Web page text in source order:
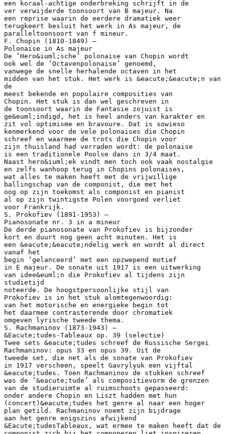
een koraal-achtige onderbreking schrijft in de
ver verwijderde toonsoort van B majeur. Na
een reprise waarin de eerdere dramatiek weer
terugkeert besluit het werk in As majeur, de
paralleltoonsoort van f mineur.
F. Chopin (1810-1849) –
Polonaise in As majeur
De ‘Hero&iuml;sche’ polonaise van Chopin wordt
ook wel de ‘Octavenpolonaise’ genoemd,
vanwege de snelle herhalende octaven in het
midden van het stuk. Het werk is &eacute;&eacute;n van
de
meest bekende en populaire composities van
Chopin. Het stuk is dan wel geschreven in
de toonsoort waarin de Fantasie zojuist is
ge&euml;indigd, het is heel anders van karakter en
zit vol optimisme en bravoure. Dat is sowieso
kenmerkend voor de vele polonaises die Chopin
schreef en waarmee de trots die Chopin voor
zijn thuisland had verraden wordt: de polonaise
is een traditionele Poolse dans in 3/4 maat.
Naast hero&iuml;ek vindt men toch ook vaak nostalgie
en zelfs wanhoop terug in Chopins polonaises,
wat alles te maken heeft met de vrijwillige
ballingschap van de componist, die met het
oog op zijn toekomst als componist en pianist
al op zijn twintigste Polen voorgoed verliet
voor Frankrijk.
S. Prokofiev (1891-1953) –
Pianosonate nr. 3 in a mineur
De derde pianosonate van Prokofiev is bijzonder
kort en duurt nog geen acht minuten. Het is
een &eacute;&eacute;ndelig werk en wordt al direct
vanaf het
begin ‘gelanceerd’ met een opzwepend motief
in E majeur. De sonate uit 1917 is een uitwerking
van idee&euml;n die Prokofiev al tijdens zijn
studietijd
noteerde. De hoogstpersoonlijke stijl van
Prokofiev is in het stuk alomtegenwoordig:
van het motorische en energieke begin tot
het daarmee contrasterende door chromatiek
omgeven lyrische tweede thema.
S. Rachmaninov (1873-1943) –
&Eacute;tudes-Tableaux op. 39 (selectie)
Twee sets &eacute;tudes schreef de Russische Sergei
Rachmaninov: opus 33 en opus 39. Uit de
tweede set, die net als de sonate van Prokofiev
in 1917 verscheen, speelt Gavrylyuk een vijftal
&eacute;tudes. Toen Rachmaninov de stukken schreef
was de ‘&eacute;tude’ als compositievorm de grenzen
van de studieruimte al ruimschoots gepasseerd:
onder andere Chopin en Liszt hadden met hun
(concert)&eacute;tudes het genre al naar een hoger
plan getild. Rachmaninov noemt zijn bijdrage
aan het genre enigszins afwijkend
&Eacute;tudesTableaux, wat ermee te maken heeft dat de